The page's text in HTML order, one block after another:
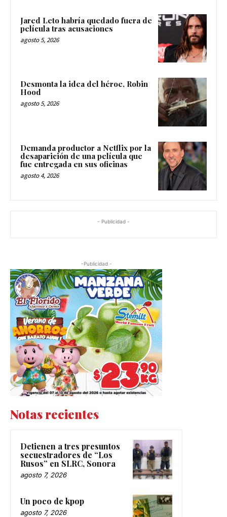
Jared Leto habría quedado fuera de
película tras acusaciones
agosto 5, 2026
Desmonta la idea del héroe, Robin
Hood
agosto 5, 2026
Demanda productor a Netflix por la
desaparición de una película que
fue entregada en sus oficinas
agosto 4, 2026
- Publicidad -
-Publicidad -
Notas recientes
Detienen a tres presuntos
secuestradores de “Los
Rusos” en SLRC, Sonora
agosto 7, 2026
Un poco de kpop
agosto 7, 2026